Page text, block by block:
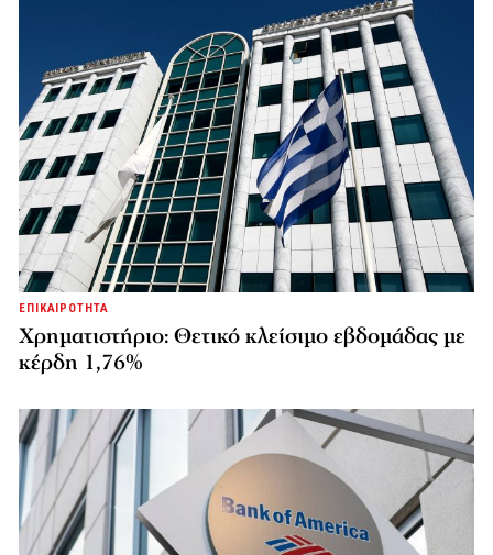
ΕΠΙΚΑΙΡΟΤΗΤΑ
Χρηματιστήριο: Θετικό κλείσιμο εβδομάδας με
κέρδη 1,76%